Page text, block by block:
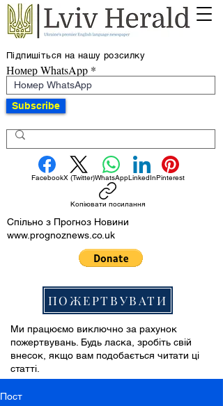
Підпишіться на нашу розсилку
Номер WhatsApp
Subscribe
FacebookX (Twitter)WhatsAppLinkedInPinterest
Копіювати посилання
Спільно з Прогноз Новини
www.prognoznews.co.uk
ПОЖЕРТВУВАТИ
Ми працюємо виключно за рахунок
пожертвувань. Будь ласка, зробіть свій
внесок, якщо вам подобається читати ці
статті.
Пост